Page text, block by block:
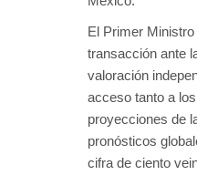
El Primer
transacción ante
valoración
acceso tanto a
proyecciones de
pronósticos
cifra de ciento